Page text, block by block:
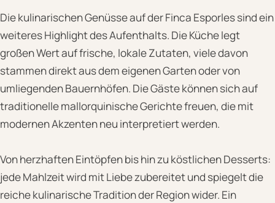
Die kulinarischen Genüsse auf der Finca Esporles sind ein
weiteres Highlight des Aufenthalts. Die Küche legt
großen Wert auf frische, lokale Zutaten, viele davon
stammen direkt aus dem eigenen Garten oder von
umliegenden Bauernhöfen. Die Gäste können sich auf
traditionelle mallorquinische Gerichte freuen, die mit
modernen Akzenten neu interpretiert werden.
Von herzhaften Eintöpfen bis hin zu köstlichen Desserts:
jede Mahlzeit wird mit Liebe zubereitet und spiegelt die
reiche kulinarische Tradition der Region wider. Ein